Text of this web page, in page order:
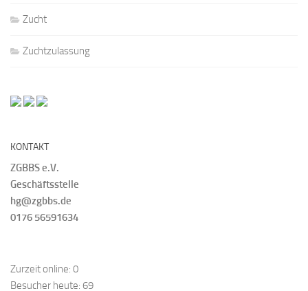
Zucht
Zuchtzulassung
KONTAKT
ZGBBS e.V.
Geschäftsstelle
hg@zgbbs.de
0176 56591634
Zurzeit online: 0
Besucher heute: 69